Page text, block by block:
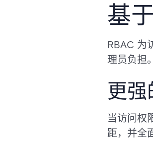
基
RBAC 为
理员负担。
更强
当访问权
距，并全